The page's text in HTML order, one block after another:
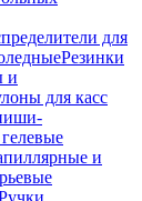
для
Резинки
и
для касс
и